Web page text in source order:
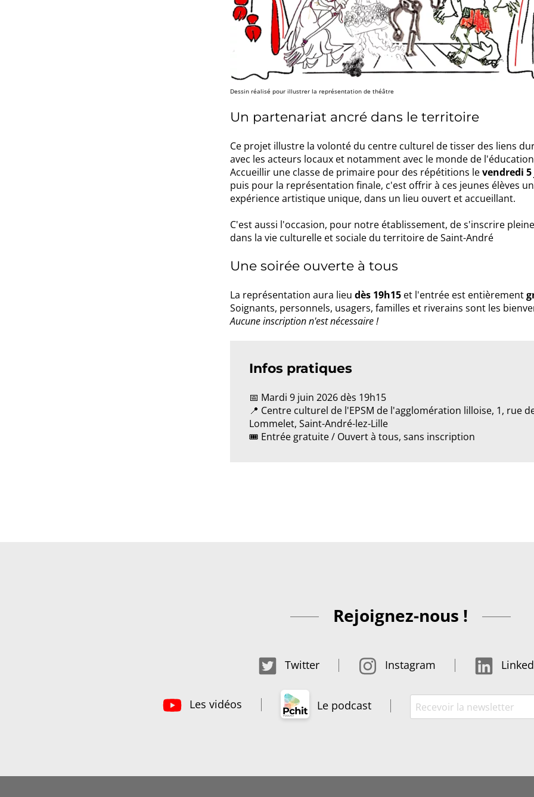
Dessin réalisé pour illustrer la représentation de théâtre
Un partenariat ancré dans le territoire
Ce projet illustre la volonté du centre culturel de tisser des liens
avec les acteurs locaux et notamment avec le monde de
Accueillir une classe de primaire pour des répétitions levendredi
puis pour la représentation finale, c'est offrir à ces jeunes élèves
expérience artistique unique, dans un lieu ouvert et accueillant.
C'est aussi l'occasion, pour notre établissement, de s'inscrire
dans la vie culturelle et sociale du territoire de Saint-André
Une soirée ouverte à tous
La représentation aura lieu dès 19h15 et l'entrée est entièrement
Soignants, personnels, usagers, familles et riverains sont les
Aucune inscription n'est nécessaire !
Infos pratiques
📅 Mardi 9 juin 2026 dès 19h15
📍 Centre culturel de l'EPSM de l'agglomération lilloise, 1, rue
Lommelet, Saint-André-lez-Lille
🎟️ Entrée gratuite / Ouvert à tous, sans inscription
Rejoignez-nous !
Twitter Instagram
Les vidéos Le podcast